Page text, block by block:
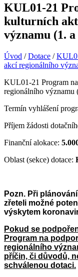
KUL01-21
kulturních
významu (1.
Úvod /Dotace /
akcí regionálního
KUL01-21 Program
regionálního významu
Termín vyhlášení
Příjem žádosti
Finanční alokace:
Oblast (sekce) dotace:
Pozn. Při
zřeteli možné
výskytem
Pokud se
Program na
regionálního
příčin, či důvodů,
schválenou dotaci.